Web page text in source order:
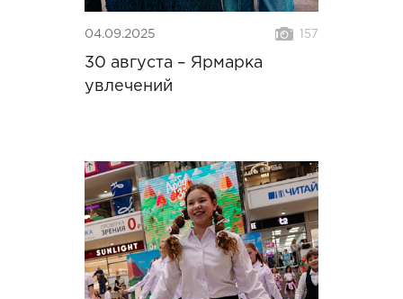
04.09.2025 157
30 августа – Ярмарка
увлечений